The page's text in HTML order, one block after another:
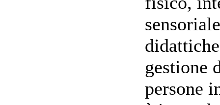
gestione
persone